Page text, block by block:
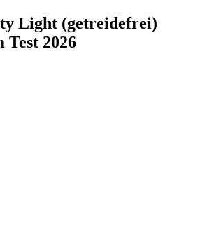
Light (getreidefrei)
2026